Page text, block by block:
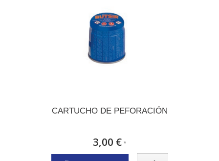
CARTUCHO DE PEFORACIÓN
3,00 € *